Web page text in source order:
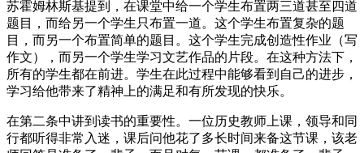
苏霍姆林斯基提到，在课堂中给一个学生布置两三道甚至四道
题目，而给另一个学生只布置一道。这个学生布置复杂的题
目，而另一个布置简单的题目。这个学生完成创造性作业（写
作文），而另一个学生学习文艺作品的片段。在这种方法下，
所有的学生都在前进。学生在此过程中能够看到自己的进步，
学习给他带来了精神上的满足和有所发现的快乐。
在第二条中讲到读书的重要性。一位历史教师上课，领导和同
行都听得非常入迷，课后问他花了多长时间来备这节课，该老